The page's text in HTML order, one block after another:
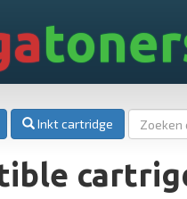
Inkt cartridge